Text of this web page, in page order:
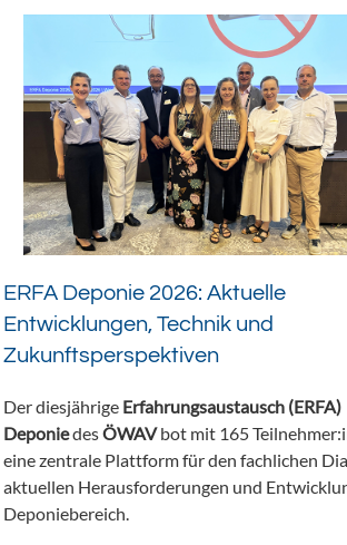
ERFA Deponie 2026: Aktuelle
Entwicklungen, Technik und
Zukunftsperspektiven
Der diesjährige Erfahrungsaustausch (ERFA)
DeponiedesÖWAVbot mit 165
eine zentrale Plattform für den fachlichen
aktuellen Herausforderungen und
Deponiebereich.